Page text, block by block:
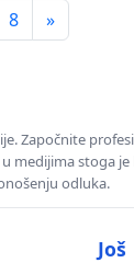
8 »
Započnite
medijima stoga
odluka.
Još